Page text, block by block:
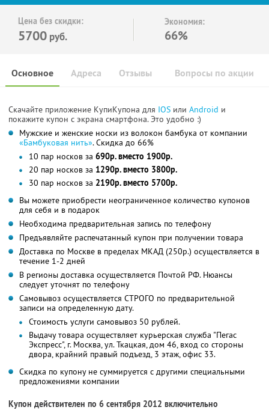
Цена без скидки:
5700 руб.
Экономия:
66%
Основное Отзывы Вопросы по акции
Адреса
Скачайте приложение КупиКупона для IOS или Android и
покажите купон с экрана смартфона. Это удобно :)
Мужские и женские носки из волокон бамбука от компании
«Бамбуковая нить». Скидка до 66%
10 пар носков за 690р. вместо 1900р.
20 пар носков за 1290р. вместо 3800р.
30 пар носков за 2190р. вместо 5700р.
Вы можете приобрести неограниченное количество купонов
для себя и в подарок
Необходима предварительная запись по телефону
Предъявляйте распечатанный купон при получении товара
Доставка по Москве в пределах МКАД (250р.) осуществляется в
течение 1-2 дней
В регионы доставка осуществляется Почтой РФ. Нюансы
следует уточнят по телефону
Самовывоз осуществляется СТРОГО по предварительной
записи на определенную дату.
Стоимость услуги самовывоз 50 рублей.
Выдачу товара осуществляет курьерская служба "Пегас
Экспресс", г. Москва, ул. Ткацкая, дом 46, вход со стороны
двора, крайний правый подъезд, 3 этаж, офис 33.
Скидка по купону не суммируется с другими специальными
предложениями компании
Купон действителен по 6 сентября 2012 включительно